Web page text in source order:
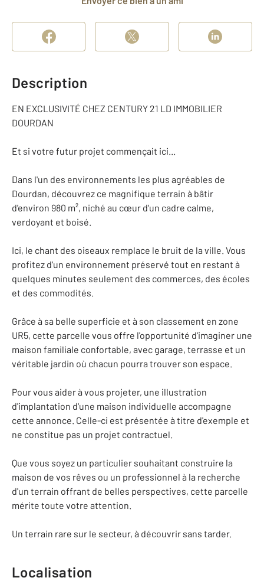
Description
EN EXCLUSIVITÉ CHEZ CENTURY 21 LD IMMOBILIER
DOURDAN
Et si votre futur projet commençait ici...
Dans l'un des environnements les plus agréables de
Dourdan, découvrez ce magnifique terrain à bâtir
d'environ 980 m², niché au cœur d'un cadre calme,
verdoyant et boisé.
Ici, le chant des oiseaux remplace le bruit de la ville. Vous
profitez d'un environnement préservé tout en restant à
quelques minutes seulement des commerces, des écoles
et des commodités.
Grâce à sa belle superficie et à son classement en zone
UR5, cette parcelle vous offre l'opportunité d'imaginer une
maison familiale confortable, avec garage, terrasse et un
véritable jardin où chacun pourra trouver son espace.
Pour vous aider à vous projeter, une illustration
d'implantation d'une maison individuelle accompagne
cette annonce. Celle-ci est présentée à titre d'exemple et
ne constitue pas un projet contractuel.
Que vous soyez un particulier souhaitant construire la
maison de vos rêves ou un professionnel à la recherche
d'un terrain offrant de belles perspectives, cette parcelle
mérite toute votre attention.
Un terrain rare sur le secteur, à découvrir sans tarder.
Localisation